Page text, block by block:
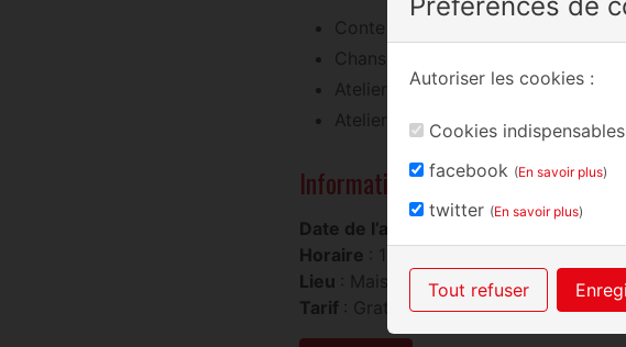
Autoriser les cookies :
Cookies indispensables
facebook (En savoir plus)
twitter (En savoir plus)
Tout refuser
Conte
Chanson
Atelier de création de Hina ningyō
Atelier décoration d’ongles
Informations
Date de l’atelier
Horaire : 10h00-12h00
Lieu : Maison Saint-Sever – 10-12 rue
Tarif : Gratuit Merci de vous inscrire,